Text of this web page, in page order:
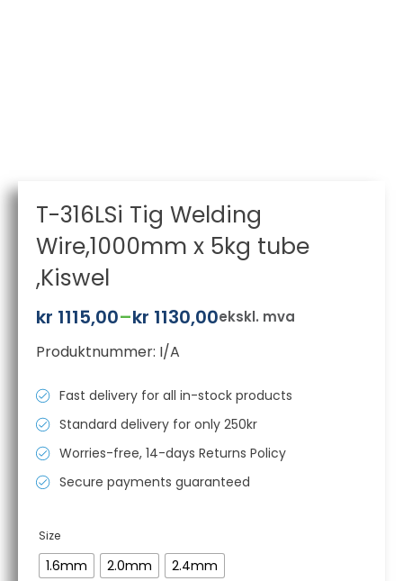
T-316LSi Tig Welding
Wire,1000mm x 5kg tube
,Kiswel
kr 1115,00–kr 1130,00
Prisområde:
kr 1115,00
til
kr 1130,00
ekskl. mva
Produktnummer: I/A
Fast delivery for all in-stock products
Standard delivery for only 250kr
Worries-free, 14-days Returns Policy
Secure payments guaranteed
Size
1.6mm 2.0mm 2.4mm